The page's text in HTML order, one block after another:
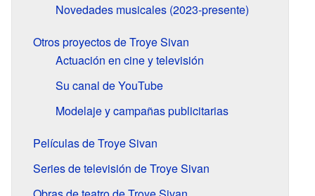
Novedades musicales (2023-presente)
Otros proyectos de Troye Sivan
Actuación en cine y televisión
Su canal de YouTube
Modelaje y campañas publicitarias
Películas de Troye Sivan
Series de televisión de Troye Sivan